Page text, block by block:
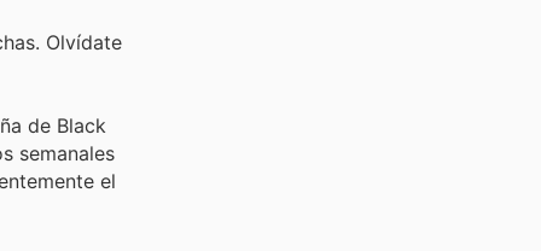
Olvídate
de Black
semanales
el